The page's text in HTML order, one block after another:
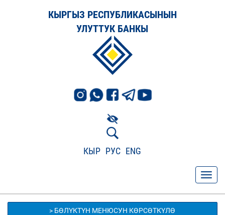
КЫРГЫЗ РЕСПУБЛИКАСЫНЫН
УЛУТТУК БАНКЫ
КЫР РУС ENG
> БӨЛҮКТҮН МЕНЮСУН КӨРСӨТКҮЛӨ